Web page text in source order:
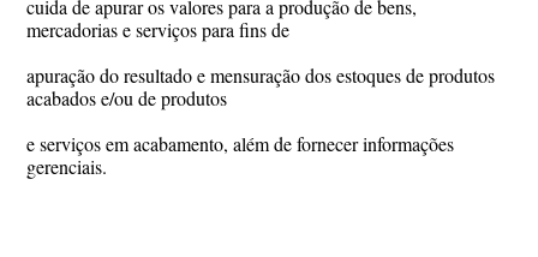
cuida de apurar os valores para a produção de bens,
mercadorias e serviços para fins de
apuração do resultado e mensuração dos estoques de produtos
acabados e/ou de produtos
e serviços em acabamento, além de fornecer informações
gerenciais.